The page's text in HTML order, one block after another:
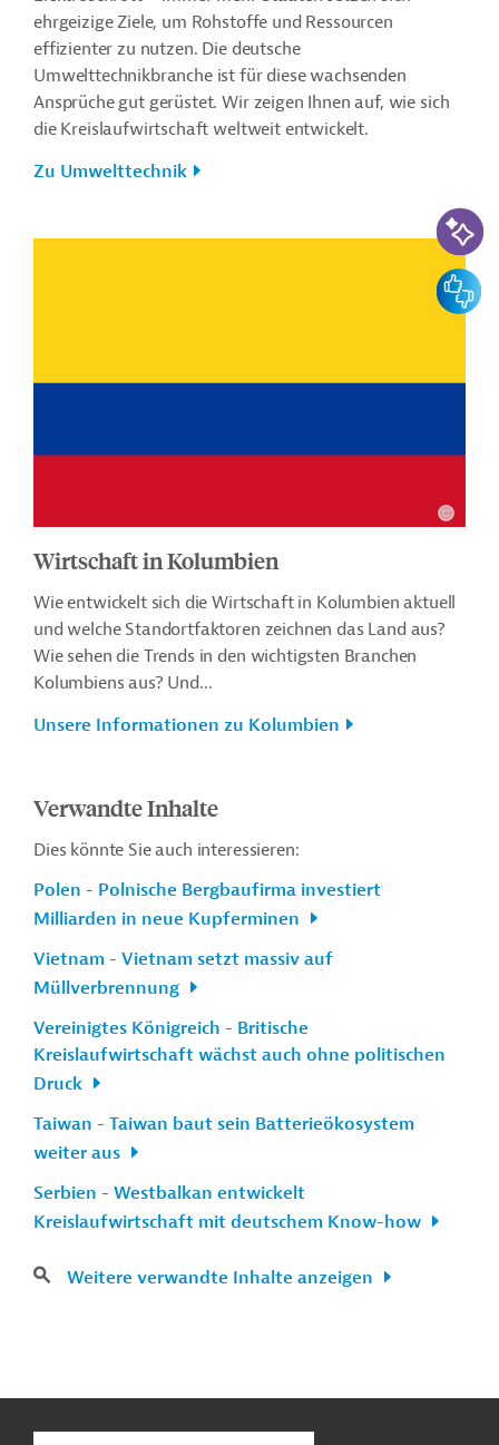
ehrgeizige Ziele, um Rohstoffe und Ressourcen
effizienter zu nutzen. Die deutsche
Umwelttechnikbranche ist für diese wachsenden
Ansprüche gut gerüstet. Wir zeigen Ihnen auf, wie sich
die Kreislaufwirtschaft weltweit entwickelt.
Zu Umwelttechnik
Wirtschaft in Kolumbien
Wie entwickelt sich die Wirtschaft in Kolumbien aktuell
und welche Standortfaktoren zeichnen das Land aus?
Wie sehen die Trends in den wichtigsten Branchen
Kolumbiens aus? Und...
Unsere Informationen zu Kolumbien
Verwandte Inhalte
Dies könnte Sie auch interessieren:
Polen - Polnische Bergbaufirma investiert
Milliarden in neue Kupferminen
Vietnam - Vietnam setzt massiv auf
Müllverbrennung
Vereinigtes Königreich - Britische
Kreislaufwirtschaft wächst auch ohne politischen
Druck
Taiwan - Taiwan baut sein Batterieökosystem
weiter aus
Serbien - Westbalkan entwickelt
Kreislaufwirtschaft mit deutschem Know-how
Weitere verwandte Inhalte anzeigen
KI-